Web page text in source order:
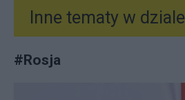
Inne tematy w dziale
#Rosja